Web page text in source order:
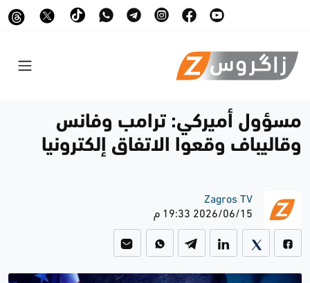
مسؤول أميركي: ترامب وفانس
وقاليباف وقعوا الاتفاق إلكترونيا
Zagros TV
2026/06/15 19:33 م